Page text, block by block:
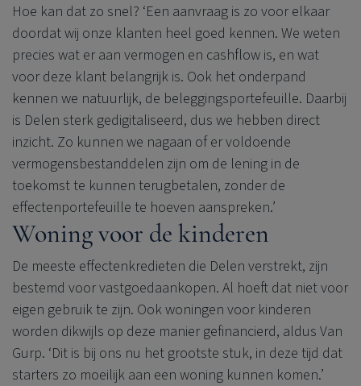
Hoe kan dat zo snel? ‘Een aanvraag is zo voor elkaar
doordat wij onze klanten heel goed kennen. We weten
precies wat er aan vermogen en cashflow is, en wat
voor deze klant belangrijk is. Ook het onderpand
kennen we natuurlijk, de beleggingsportefeuille. Daarbij
is Delen sterk gedigitaliseerd, dus we hebben direct
inzicht. Zo kunnen we nagaan of er voldoende
vermogensbestanddelen zijn om de lening in de
toekomst te kunnen terugbetalen, zonder de
effectenportefeuille te hoeven aanspreken.’
Woning voor de kinderen
De meeste effectenkredieten die Delen verstrekt, zijn
bestemd voor vastgoedaankopen. Al hoeft dat niet voor
eigen gebruik te zijn. Ook woningen voor kinderen
worden dikwijls op deze manier gefinancierd, aldus Van
Gurp. ‘Dit is bij ons nu het grootste stuk, in deze tijd dat
starters zo moeilijk aan een woning kunnen komen.’